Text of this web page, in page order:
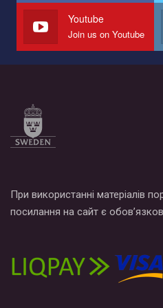
СОГИ в Украине.
Все, что вам нужно сделать -
по этой ссылке и поставить
Youtube
Join us on Youtube
При використанні матеріалів
посилання на сайт є